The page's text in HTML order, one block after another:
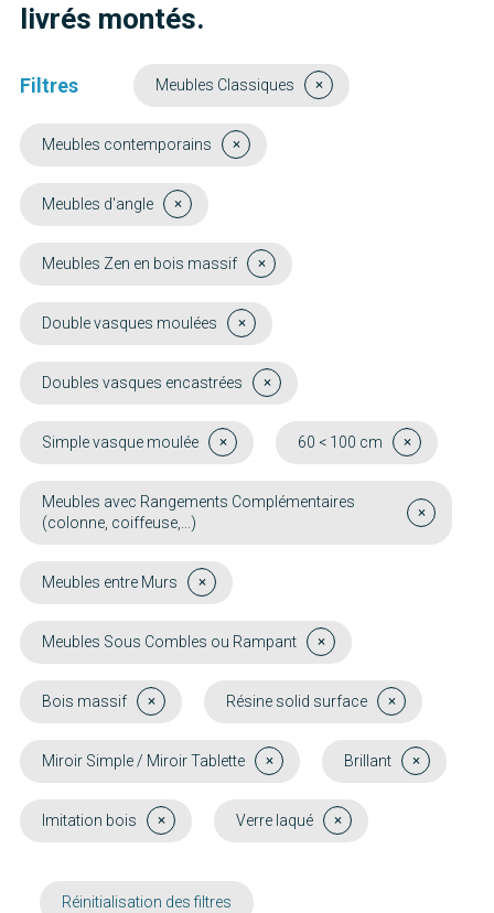
livrés montés.
Filtres Meubles Classiques
Meubles contemporains
Meubles d'angle
Meubles Zen en bois massif
Double vasques moulées
Doubles vasques encastrées
Simple vasque moulée 60 < 100 cm
Meubles avec Rangements Complémentaires
(colonne, coiffeuse,...)
Meubles entre Murs
Meubles Sous Combles ou Rampant
Bois massif Résine solid surface
Miroir Simple / Miroir Tablette Brillant
Imitation bois Verre laqué
Réinitialisation des filtres